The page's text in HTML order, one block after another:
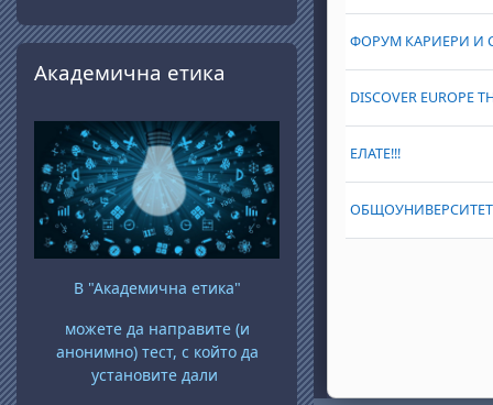
ФОРУМ КАРИЕРИ И
DISCOVER EUROPE
ЕЛАТЕ!!!
Прескочи Академична етика
Академична етика
В "Академична етика"
можете да направите (и
анонимно) тест, с който да
установите дали